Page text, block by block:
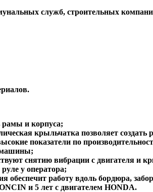
служб, строительных
рамы и корпуса;
крыльчатка позволяет
показатели по
машины;
снятию вибрации с двигателя и
у оператора;
работу вдоль бордюра,
и 5 лет c двигателем HONDA.